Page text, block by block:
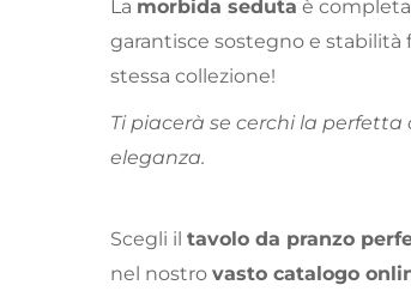
La morbida seduta è
garantisce sostegno e stabilità
stessa collezione!
Ti piacerà se cerchi la
eleganza.
Scegli il tavolo da pranzo
nel nostro vasto catalogo